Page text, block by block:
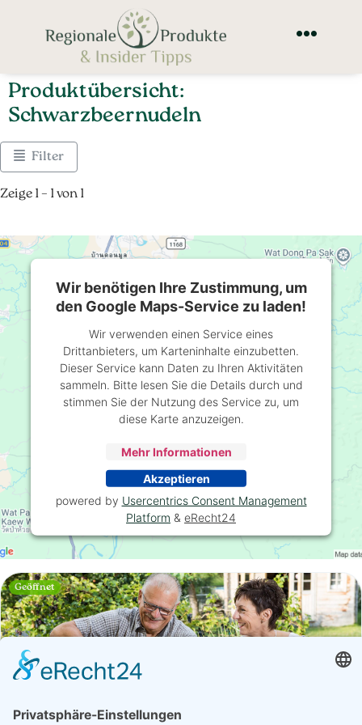
Produktübersicht:
Schwarzbeernudeln
Filter
Zeige 1 – 1 von 1
Geöffnet
Wir benötigen Ihre Zustimmung, um
den Google Maps-Service zu laden!
Wir verwenden einen Service eines
Drittanbieters, um Karteninhalte einzubetten.
Dieser Service kann Daten zu Ihren Aktivitäten
sammeln. Bitte lesen Sie die Details durch und
stimmen Sie der Nutzung des Service zu, um
diese Karte anzuzeigen.
Mehr Informationen
Akzeptieren
powered by Usercentrics Consent Management
Platform & eRecht24